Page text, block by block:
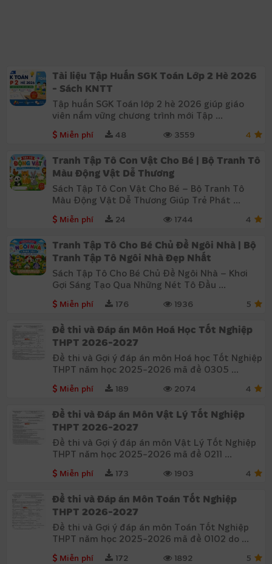
Tài liệu Tập Huấn SGK Toán Lớp 2 Hè 2026
- Sách KNTT
Tập huấn SGK Toán lớp 2 hè 2026 giúp giáo
viên nắm vững chương trình mới Tập ...
Miễn phí 48 3559 4
Tranh Tập Tô Con Vật Cho Bé | Bộ Tranh Tô
Màu Động Vật Dễ Thương
Sách Tập Tô Con Vật Cho Bé – Bộ Tranh Tô
Màu Động Vật Dễ Thương Giúp Trẻ Phát ...
Miễn phí 24 1744 4
Tranh Tập Tô Cho Bé Chủ Đề Ngôi Nhà | Bộ
Tranh Tập Tô Ngôi Nhà Đẹp Nhất
Sách Tập Tô Cho Bé Chủ Đề Ngôi Nhà – Khơi
Gợi Sáng Tạo Qua Những Nét Tô Đầu ...
Miễn phí 176 1936 5
Đề thi và Đáp án Môn Hoá Học Tốt Nghiệp
THPT 2026-2027
Đề thi và Gợi ý đáp án môn Hoá học Tốt Nghiệp
THPT năm học 2025-2026 mã đề 0305 ...
Miễn phí 189 2074 4
Đề thi và Đáp án Môn Vật Lý Tốt Nghiệp
THPT 2026-2027
Đề thi và Gợi ý đáp án môn Vật Lý Tốt Nghiệp
THPT năm học 2025-2026 mã đề 0211 ...
Miễn phí 173 1903 4
Đề thi và Đáp án Môn Toán Tốt Nghiệp
THPT 2026-2027
Đề thi và Gợi ý đáp án môn Toán Tốt Nghiệp
THPT năm học 2025-2026 mã đề 0102 do ...
Miễn phí 172 1892 5